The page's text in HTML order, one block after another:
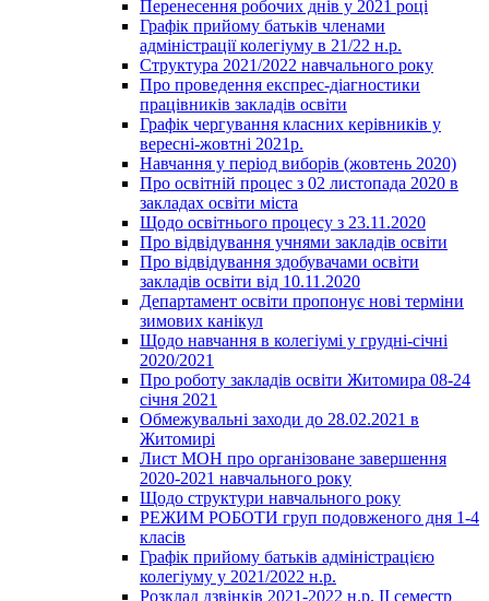
Перенесення робочих днів у 2021 році
Графік прийому батьків членами
адміністрації колегіуму в 21/22 н.р.
Структура 2021/2022 навчального року
Про проведення експрес-діагностики
працівників закладів освіти
Графік чергування класних керівників у
вересні-жовтні 2021р.
Навчання у період виборів (жовтень 2020)
Про освітній процес з 02 листопада 2020 в
закладах освіти міста
Щодо освітнього процесу з 23.11.2020
Про відвідування учнями закладів освіти
Про відвідування здобувачами освіти
закладів освіти від 10.11.2020
Департамент освіти пропонує нові терміни
зимових канікул
Щодо навчання в колегіумі у грудні-січні
2020/2021
Про роботу закладів освіти Житомира 08-24
січня 2021
Обмежувальні заходи до 28.02.2021 в
Житомирі
Лист МОН про організоване завершення
2020-2021 навчального року
Щодо структури навчального року
РЕЖИМ РОБОТИ груп подовженого дня 1-4
класів
Графік прийому батьків адміністрацією
колегіуму у 2021/2022 н.р.
Розклад дзвінків 2021-2022 н.р. ІІ семестр